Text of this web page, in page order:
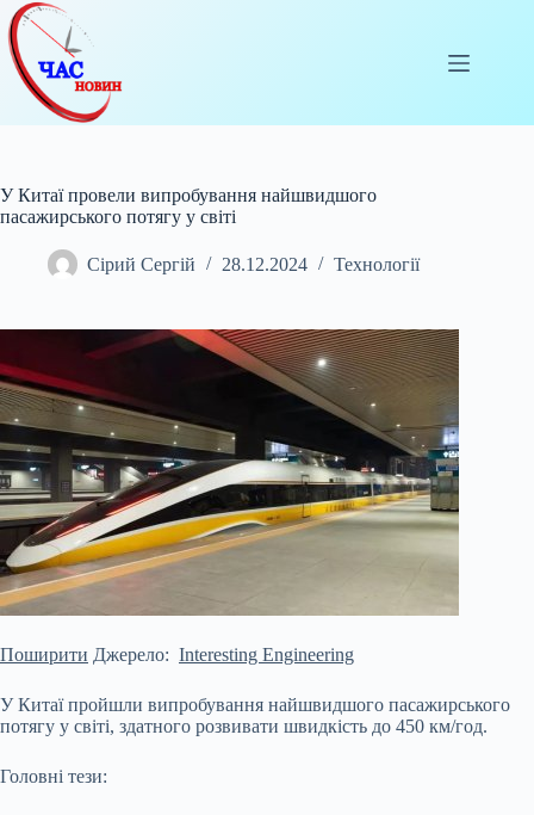
Перейти
до
вмісту
У Китаї провели випробування найшвидшого
пасажирського потягу у світі
Сірий Сергій 28.12.2024 Технології
Поширити Джерело: Interesting Engineering
У Китаї пройшли випробування найшвидшого пасажирського
потягу у світі, здатного розвивати швидкість до 450 км/год.
Головні тези: